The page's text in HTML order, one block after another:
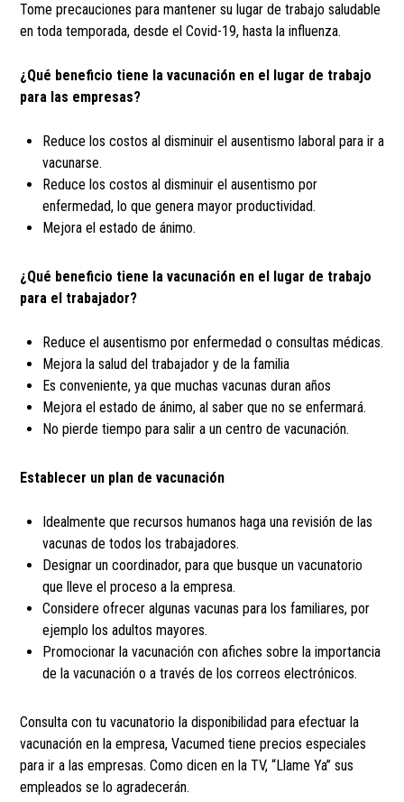
Tome precauciones para mantener su lugar de trabajo saludable
en toda temporada, desde el Covid-19, hasta la influenza.
¿Qué beneficio tiene la vacunación en el lugar de trabajo
para las empresas?
Reduce los costos al disminuir el ausentismo laboral para ir a
vacunarse.
Reduce los costos al disminuir el ausentismo por
enfermedad, lo que genera mayor productividad.
Mejora el estado de ánimo.
¿Qué beneficio tiene la vacunación en el lugar de trabajo
para el trabajador?
Reduce el ausentismo por enfermedad o consultas médicas.
Mejora la salud del trabajador y de la familia
Es conveniente, ya que muchas vacunas duran años
Mejora el estado de ánimo, al saber que no se enfermará.
No pierde tiempo para salir a un centro de vacunación.
Establecer un plan de vacunación
Idealmente que recursos humanos haga una revisión de las
vacunas de todos los trabajadores.
Designar un coordinador, para que busque un vacunatorio
que lleve el proceso a la empresa.
Considere ofrecer algunas vacunas para los familiares, por
ejemplo los adultos mayores.
Promocionar la vacunación con afiches sobre la importancia
de la vacunación o a través de los correos electrónicos.
Consulta con tu vacunatorio la disponibilidad para efectuar la
vacunación en la empresa, Vacumed tiene precios especiales
para ir a las empresas. Como dicen en la TV, “Llame Ya” sus
empleados se lo agradecerán.